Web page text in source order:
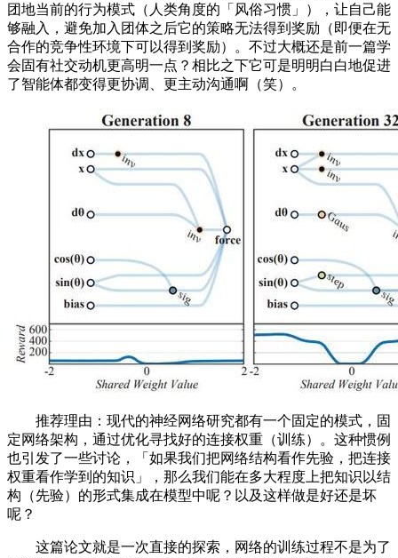
团地当前的行为模式（人类角度的「风俗习惯」），让自己能
够融入，避免加入团体之后它的策略无法得到奖励（即便在无
合作的竞争性环境下可以得到奖励）。不过大概还是前一篇学
会固有社交动机更高明一点？相比之下它可是明明白白地促进
了智能体都变得更协调、更主动沟通啊（笑）。
推荐理由：现代的神经网络研究都有一个固定的模式，固
定网络架构，通过优化寻找好的连接权重（训练）。这种惯例
也引发了一些讨论，「如果我们把网络结构看作先验，把连接
权重看作学到的知识」，那么我们能在多大程度上把知识以结
构（先验）的形式集成在模型中呢？以及这样做是好还是坏
呢？
这篇论文就是一次直接的探索，网络的训练过程不是为了